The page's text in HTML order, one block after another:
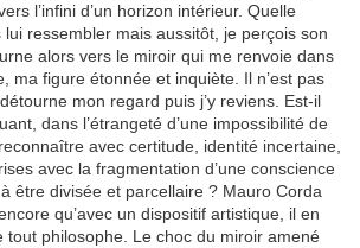
l’infini d’un horizon intérieur. Quelle
ressembler mais aussitôt, je perçois son
alors vers le miroir qui me renvoie dans
ma figure étonnée et inquiète. Il n’est pas
mon regard puis j’y reviens. Est-il
dans l’étrangeté d’une impossibilité de
avec certitude, identité incertaine,
avec la fragmentation d’une conscience
être divisée et parcellaire ? Mauro Corda
qu’avec un dispositif artistique, il en
tout philosophe. Le choc du miroir amené